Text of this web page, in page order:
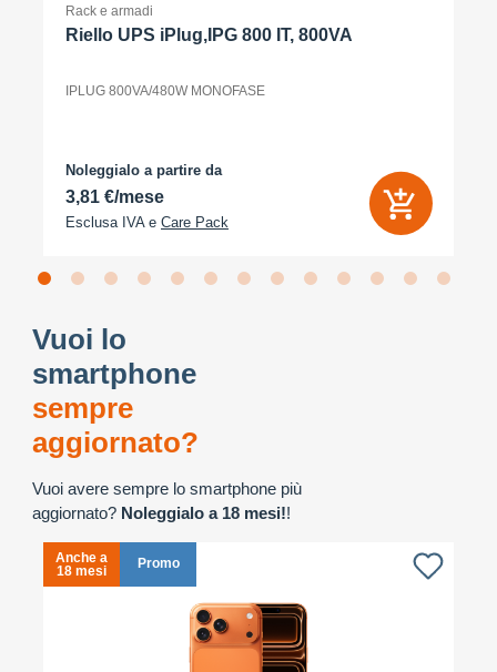
Rack e armadi
Riello UPS iPlug,IPG 800 IT, 800VA
IPLUG 800VA/480W MONOFASE
Noleggialo a partire da
3,81 €/mese
Esclusa IVA e Care Pack
Vuoi lo
smartphone
sempre
aggiornato?
Vuoi avere sempre lo smartphone più
aggiornato? Noleggialo a 18 mesi!!
Anche a
18 mesi
Promo